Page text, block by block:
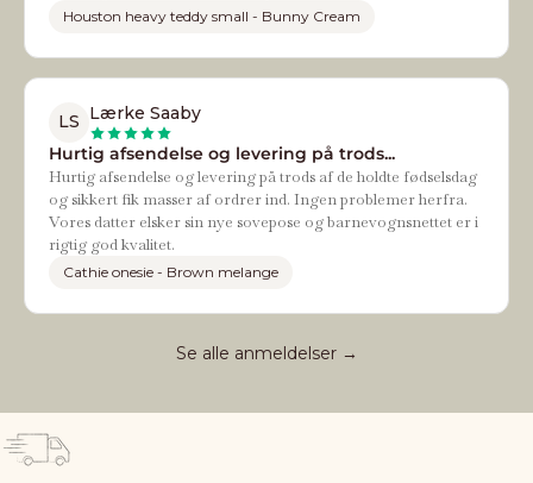
Houston heavy teddy small - Bunny Cream
LS Lærke Saaby
Hurtig afsendelse og levering på trods...
Hurtig afsendelse og levering på trods af de holdte fødselsdag
og sikkert fik masser af ordrer ind. Ingen problemer herfra.
Vores datter elsker sin nye sovepose og barnevognsnettet er i
rigtig god kvalitet.
Cathie onesie - Brown melange
Se alle anmeldelser →